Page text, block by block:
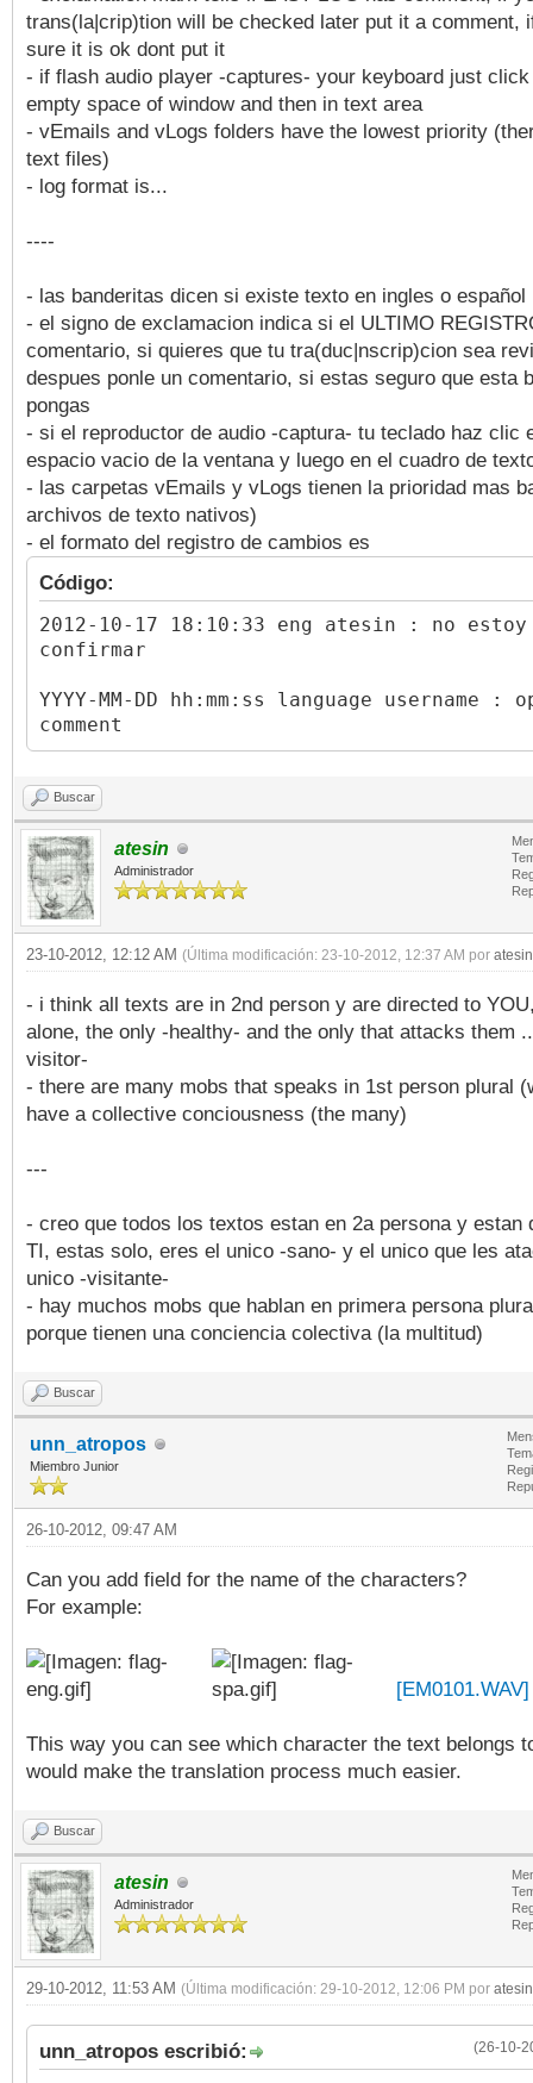
trans(la|crip)tion will be checked later put it a comment,
sure it is ok dont put it
- if flash audio player -captures- your keyboard just click
empty space of window and then in text area
- vEmails and vLogs folders have the lowest priority
text files)
- log format is...
----
- las banderitas dicen si existe texto en ingles o español
- el signo de exclamacion indica si el ULTIMO
comentario, si quieres que tu tra(duc|nscrip)cion sea
despues ponle un comentario, si estas seguro que esta
pongas
- si el reproductor de audio -captura- tu teclado haz clic
espacio vacio de la ventana y luego en el cuadro de
- las carpetas vEmails y vLogs tienen la prioridad mas
archivos de texto nativos)
- el formato del registro de cambios es
Código:
2012-10-17 18:10:33 eng atesin : no
confirmar
YYYY-MM-DD hh:mm:ss language username :
comment
Buscar
atesin
Administrador
23-10-2012, 12:12 AM (Última modificación: 23-10-2012, 12:37 AM por atesin
- i think all texts are in 2nd person y are directed to
alone, the only -healthy- and the only that attacks them
visitor-
- there are many mobs that speaks in 1st person plural
have a collective conciousness (the many)
---
- creo que todos los textos estan en 2a persona y estan
TI, estas solo, eres el unico -sano- y el unico que les
unico -visitante-
- hay muchos mobs que hablan en primera persona
porque tienen una conciencia colectiva (la multitud)
Buscar
unn_atropos
Miembro Junior
26-10-2012, 09:47 AM
Can you add field for the name of the characters?
For example:
[EM0101.WAV]
This way you can see which character the text belongs
would make the translation process much easier.
Buscar
atesin
Administrador
29-10-2012, 11:53 AM (Última modificación: 29-10-2012, 12:06 PM por atesin
(26-10-
unn_atropos escribió: